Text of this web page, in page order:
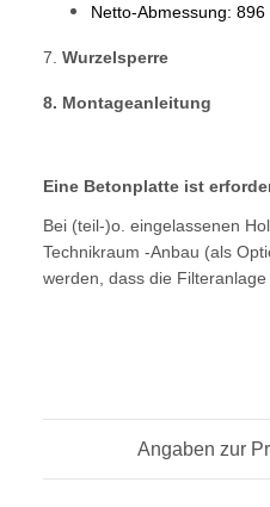
Netto-Abmessung:
7. Wurzelsperre
8. Montageanleitung
Eine Betonplatte ist
Bei (teil-)o. eingelassenen
Technikraum -Anbau (als
werden, dass die
Angaben zur